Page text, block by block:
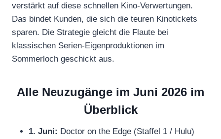
verstärkt auf diese schnellen Kino-Verwertungen.
Das bindet Kunden, die sich die teuren Kinotickets
sparen. Die Strategie gleicht die Flaute bei
klassischen Serien-Eigenproduktionen im
Sommerloch geschickt aus.
Alle Neuzugänge im Juni 2026 im
Überblick
1. Juni: Doctor on the Edge (Staffel 1 / Hulu)